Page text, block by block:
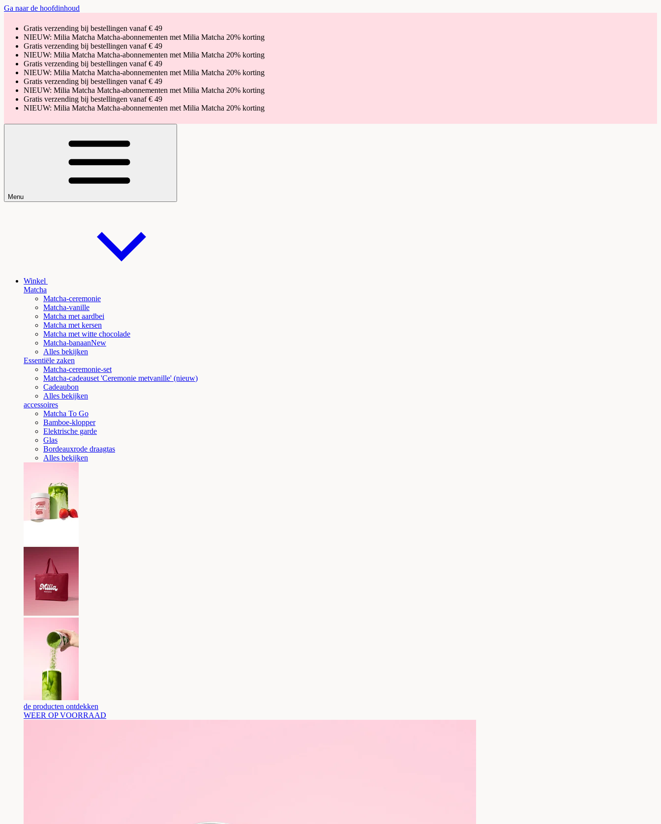
Ga naar de hoofdinhoud
Gratis verzending bij bestellingen vanaf € 49
NIEUW: Milia Matcha Matcha-abonnementen met Milia Matcha 20% korting
Gratis verzending bij bestellingen vanaf € 49
NIEUW: Milia Matcha Matcha-abonnementen met Milia Matcha 20% korting
Gratis verzending bij bestellingen vanaf € 49
NIEUW: Milia Matcha Matcha-abonnementen met Milia Matcha 20% korting
Gratis verzending bij bestellingen vanaf € 49
NIEUW: Milia Matcha Matcha-abonnementen met Milia Matcha 20% korting
Gratis verzending bij bestellingen vanaf € 49
NIEUW: Milia Matcha Matcha-abonnementen met Milia Matcha 20% korting
Menu
Winkel
Matcha
Matcha-ceremonie
Matcha-vanille
Matcha met aardbei
Matcha met kersen
Matcha met witte chocolade
Matcha-banaanNew
Alles bekijken
Essentiële zaken
Matcha-ceremonie-set
Matcha-cadeauset 'Ceremonie metvanille' (nieuw)
Cadeaubon
Alles bekijken
accessoires
Matcha To Go
Bamboe-klopper
Elektrische garde
Glas
Bordeauxrode draagtas
Alles bekijken
de producten ontdekken
WEER OP VOORRAAD